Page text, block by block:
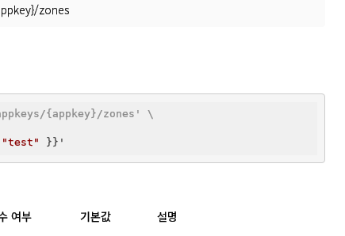
zones
{appkey}/zones' \
"test"
여부 기본값 설명